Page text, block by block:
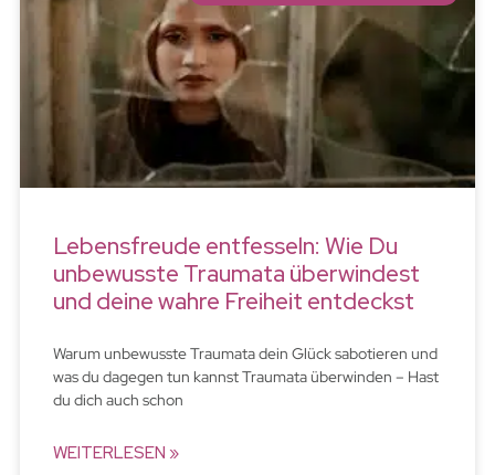
Lebensfreude entfesseln: Wie Du
unbewusste Traumata überwindest
und deine wahre Freiheit entdeckst
Warum unbewusste Traumata dein Glück sabotieren und
was du dagegen tun kannst Traumata überwinden – Hast
du dich auch schon
WEITERLESEN »